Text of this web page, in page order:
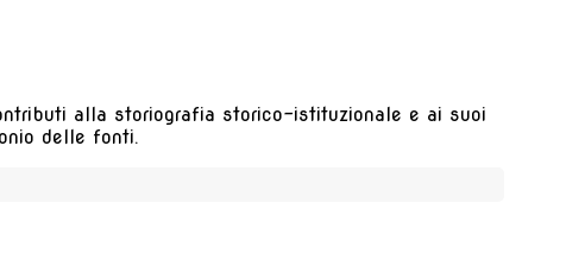
alla storiografia storico-istituzionale e ai suoi
delle fonti.